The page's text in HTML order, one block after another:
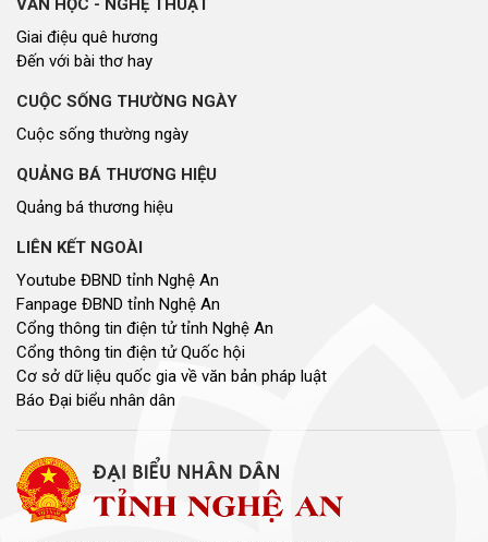
VĂN HỌC - NGHỆ THUẬT
Giai điệu quê hương
Đến với bài thơ hay
CUỘC SỐNG THƯỜNG NGÀY
Cuộc sống thường ngày
QUẢNG BÁ THƯƠNG HIỆU
Quảng bá thương hiệu
LIÊN KẾT NGOÀI
Youtube ĐBND tỉnh Nghệ An
Fanpage ĐBND tỉnh Nghệ An
Cổng thông tin điện tử tỉnh Nghệ An
Cổng thông tin điện tử Quốc hội
Cơ sở dữ liệu quốc gia về văn bản pháp luật
Báo Đại biểu nhân dân